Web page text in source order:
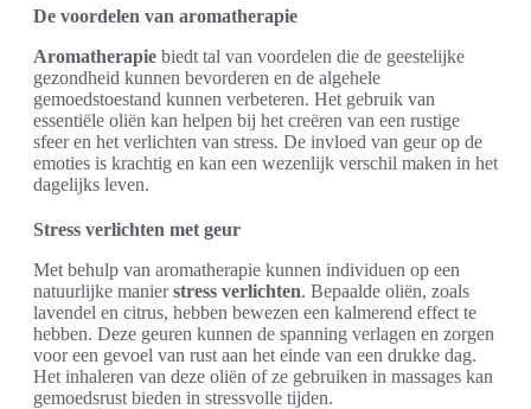
De voordelen van aromatherapie
Aromatherapie biedt tal van voordelen die de geestelijke
gezondheid kunnen bevorderen en de algehele
gemoedstoestand kunnen verbeteren. Het gebruik van
essentiële oliën kan helpen bij het creëren van een rustige
sfeer en het verlichten van stress. De invloed van geur op de
emoties is krachtig en kan een wezenlijk verschil maken in het
dagelijks leven.
Stress verlichten met geur
Met behulp van aromatherapie kunnen individuen op een
natuurlijke manierstress verlichten. Bepaalde oliën, zoals
lavendel en citrus, hebben bewezen een kalmerend effect te
hebben. Deze geuren kunnen de spanning verlagen en zorgen
voor een gevoel van rust aan het einde van een drukke dag.
Het inhaleren van deze oliën of ze gebruiken in massages kan
gemoedsrust bieden in stressvolle tijden.